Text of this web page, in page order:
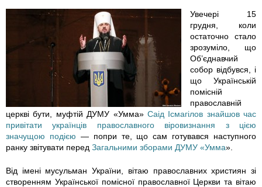
D
-
1
1
2
-
Увечері 15
грудня, коли
остаточно стало
зрозуміло, що
Об’єднавчий
собор відбувся, і
що Українській
помісній
православній
церкві бути, муфтій ДУМУ «Умма» Саід Ісмагілов знайшов час
привітати українців православного віровизнання з цією
значущою подією — попри те, що сам готувався наступного
ранку звітувати перед Загальними зборами ДУМУ «Умма».
Від імені мусульман України, вітаю православних християн зі
створенням Української помісної православної Церкви та вітаю